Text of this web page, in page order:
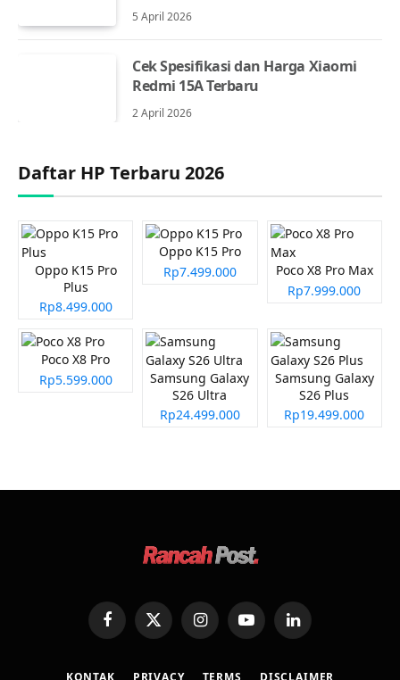
5 April 2026
Cek Spesifikasi dan Harga Xiaomi
Redmi 15A Terbaru
2 April 2026
Daftar HP Terbaru 2026
Oppo K15 Pro
Plus
Rp8.499.000
Oppo K15 Pro
Rp7.499.000
Poco X8 Pro Max
Rp7.999.000
Poco X8 Pro
Rp5.599.000
Samsung Galaxy
S26 Ultra
Rp24.499.000
Samsung Galaxy
S26 Plus
Rp19.499.000
FacebookX
(Twitter)
InstagramYouTubeLinkedIn
KONTAK PRIVACY TERMS DISCLAIMER